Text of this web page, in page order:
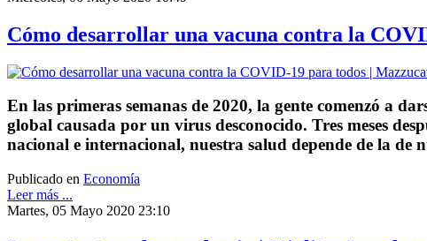
Cómo desarrollar una vacuna contra la
En las primeras semanas de 2020, la gente comenzó a
global causada por un virus desconocido. Tres meses
nacional e internacional, nuestra salud depende de la de
Publicado en Economía
Leer más ...
Martes, 05 Mayo 2020 23:10